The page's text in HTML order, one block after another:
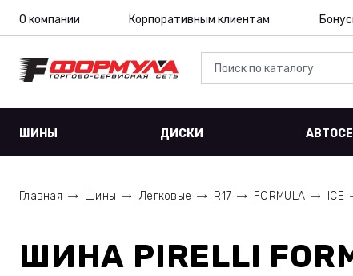
О компании Корпоративным клиентам
ШИНЫ ДИСКИ
Главная Шины Легковые R17 FORMULA ICE
ШИНА PIRELLI